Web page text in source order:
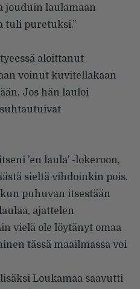
jouduin laulamaan
tuli puretuksi.”
aloittanut
voinut kuvitellakaan
Jos hän lauloi
’en laula’ -lokeroon,
sieltä vihdoinkin pois.
puhuvan itsestään
ajattelen
vielä ole löytänyt omaa
tässä maailmassa voi
Loukamaa saavutti